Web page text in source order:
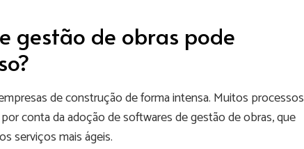
gestão de obras pode
de construção de forma intensa. Muitos processos
conta da adoção de softwares de gestão de obras, que
serviços mais ágeis.